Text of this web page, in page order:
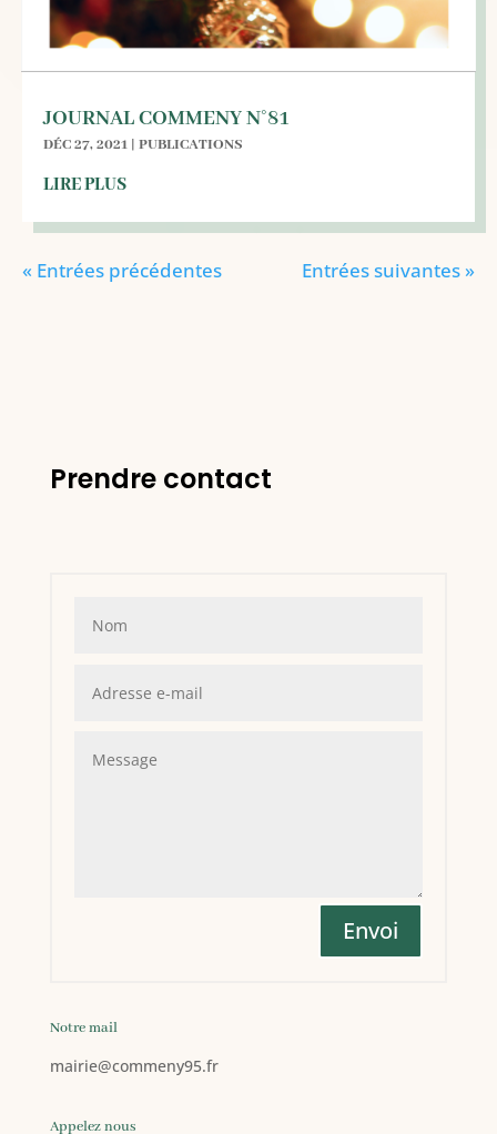
JOURNAL COMMENY N°81
DÉC 27, 2021 | PUBLICATIONS
LIRE PLUS
« Entrées précédentes Entrées suivantes »
Prendre contact
Envoi
Notre mail
mairie@commeny95.fr
Appelez nous